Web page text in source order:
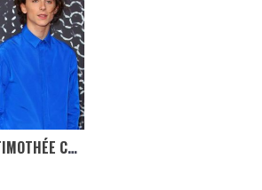
GET THE LOOK – TIMOTHÉE CHALAMET